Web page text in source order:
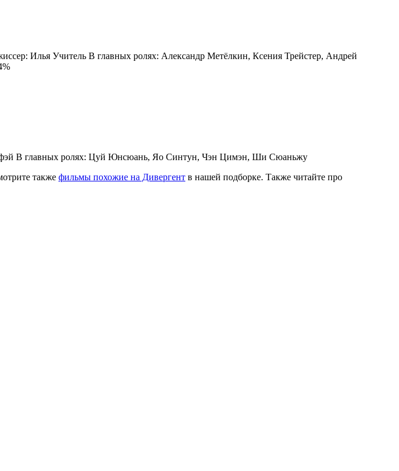
Илья Учитель В главных ролях: Александр Метёлкин, Ксения Трейстер, Андрей
В главных ролях: Цуй Юнсюань, Яо Синтун, Чэн Цимэн, Ши Сюаньжу
также фильмы похожие на Дивергент в нашей подборке. Также читайте про